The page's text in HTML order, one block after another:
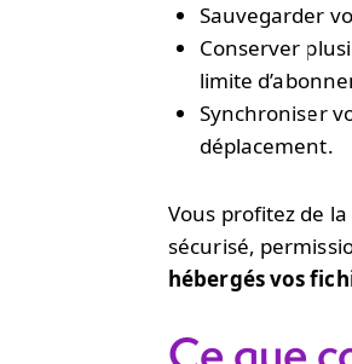
Sauvegarder
Conserver
limite
Synchroniser
déplacement.
Vous profitez de
sécurisé,
hébergés vos